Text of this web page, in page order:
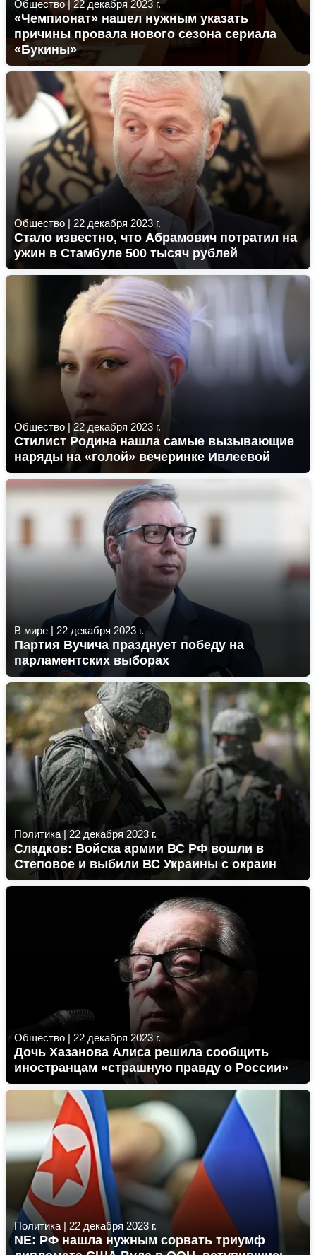
Общество| 22 декабря 2023 г.
«Чемпионат» нашел нужным указать
причины провала нового сезона сериала
«Букины»
Общество | 22 декабря 2023 г.
Стало известно, что Абрамович потратил на
ужин в Стамбуле 500 тысяч рублей
Общество | 22 декабря 2023 г.
Стилист Родина нашла самые вызывающие
наряды на «голой» вечеринке Ивлеевой
В мире | 22 декабря 2023 г.
Партия Вучича празднует победу на
парламентских выборах
Политика| 22 декабря 2023 г.
Сладков: Войска армии ВС РФ вошли в
Степовое и выбили ВС Украины с окраин
Общество | 22 декабря 2023 г.
Дочь Хазанова Алиса решила сообщить
иностранцам «страшную правду о России»
Политика | 22 декабря 2023 г.
NE: РФ нашла нужным сорвать триумф